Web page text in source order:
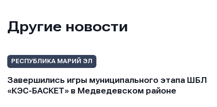
Другие новости
РЕСПУБЛИКА МАРИЙ ЭЛ
Завершились игры муниципального этапа ШБЛ
«КЭС-БАСКЕТ» в Медведевском районе
Отправить
Отправить